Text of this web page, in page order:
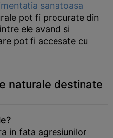
sanatoasa
pot fi procurate din
ele avand si
pot fi accesate cu
naturale destinate
in fata agresiunilor